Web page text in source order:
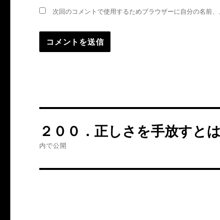
次回のコメントで使用するためブラウザーに自分の名前
稿
２００．正しさを手放すとは
内で公開